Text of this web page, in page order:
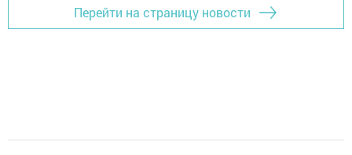
Перейти на страницу новости